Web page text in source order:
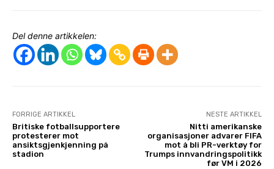
Del denne artikkelen:
FORRIGE ARTIKKEL
Britiske fotballsupportere
protesterer mot
ansiktsgjenkjenning på
stadion
NESTE ARTIKKEL
Nitti amerikanske
organisasjoner advarer FIFA
mot å bli PR-verktøy for
Trumps innvandringspolitikk
før VM i 2026